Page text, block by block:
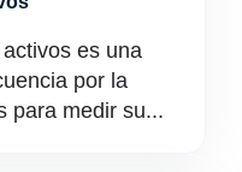
es una
por la
para medir su...